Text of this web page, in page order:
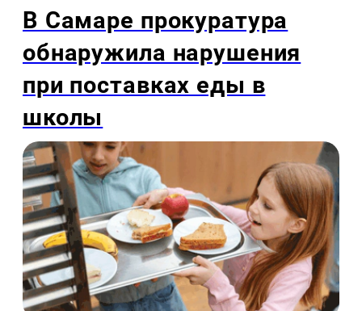
В Самаре прокуратура
обнаружила нарушения
при поставках еды в
школы